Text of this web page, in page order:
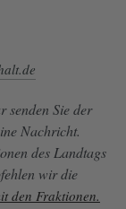
senden Sie der
Nachricht.
des Landtags
wir die
den Fraktionen.